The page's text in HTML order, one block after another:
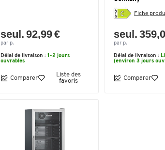
seul. 92,99 €
par p.
Délai de livraison : 1-2 jours
ouvrables
Comparer
Liste des
favoris
Fiche
seul.
par p.
Délai de livraison :
(environ 3 jours
Comparer